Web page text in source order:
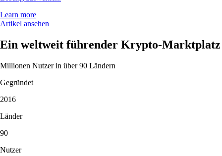
Learn more
Artikel ansehen
Ein weltweit führender Krypto-Marktplatz
Millionen Nutzer in über 90 Ländern
Gegründet
2016
Länder
90
Nutzer